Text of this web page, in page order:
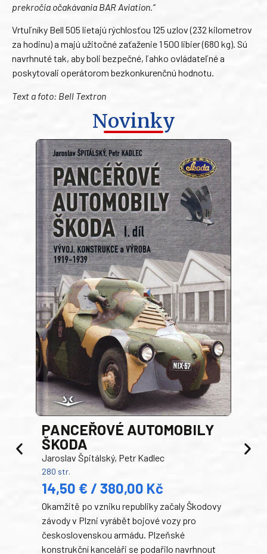
prekročia očakávania BAR Aviation.“
Vrtuľníky Bell 505 lietajú rýchlosťou 125 uzlov (232 kilometrov
za hodinu) a majú užitočné zaťaženie 1 500 libier (680 kg). Sú
navrhnuté tak, aby boli bezpečné, ľahko ovládateľné a
poskytovali operátorom bezkonkurenčnú hodnotu.
Text a foto: Bell Textron
Novinky
PANCEŘOVÉ AUTOMOBILY
ŠKODA
Jaroslav Špitálský, Petr Kadlec
280 str.
14,50 € / 380,00 Kč
Okamžitě po vzniku republiky začaly Škodovy
závody v Plzni vyrábět bojové vozy pro
československou armádu. Plzeňské
konstrukční kanceláři se podařilo navrhnout